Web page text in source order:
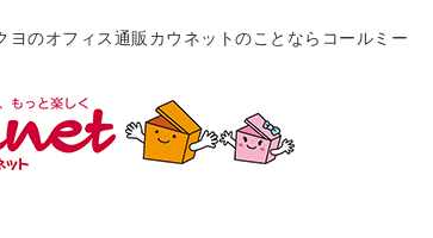
のオフィス通販カウネットのことならコールミー